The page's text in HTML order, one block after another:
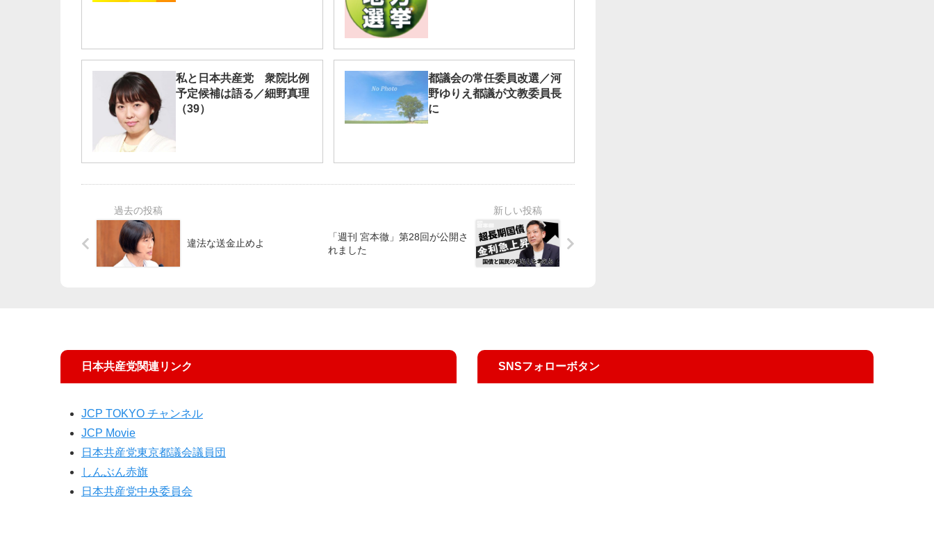
私と日本共産党 衆院比例
予定候補は語る／細野真理
（39）
都議会の常任委員改選／河
野ゆりえ都議が文教委員長
に
違法な送金止めよ
「週刊 宮本徹」第28回が公開さ
れました
日本共産党関連リンク
JCP TOKYO チャンネル
JCP Movie
日本共産党東京都議会議員団
しんぶん赤旗
日本共産党中央委員会
SNSフォローボタン